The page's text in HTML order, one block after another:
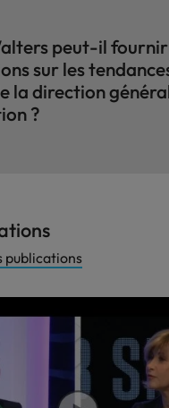
peut-il
sur les
la direction
?
publications